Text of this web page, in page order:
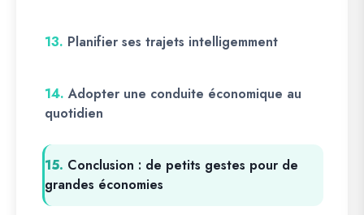
13. Planifier ses trajets intelligemment
14. Adopter une conduite économique au
quotidien
15. Conclusion : de petits gestes pour de
grandes économies